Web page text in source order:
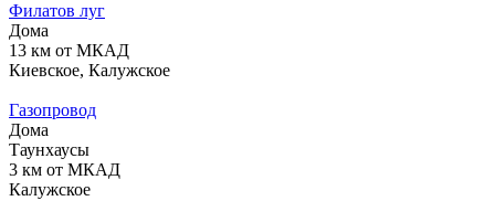
Филатов луг
Дома
13 км от МКАД
Киевское, Калужское
Газопровод
Дома
Таунхаусы
3 км от МКАД
Калужское